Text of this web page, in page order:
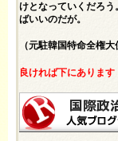
けとなっていくだろ
ばいいのだが。
（元駐韓国特命全権
良ければ下にあります